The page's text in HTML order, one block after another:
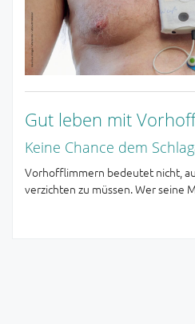
Gut leben mit
Keine Chance dem
Vorhofflimmern bedeutet nicht,
verzichten zu müssen. Wer seine